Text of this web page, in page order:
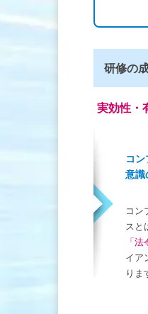
研修の
実効性・
コ
意識
コン
スと
「法
イア
りま